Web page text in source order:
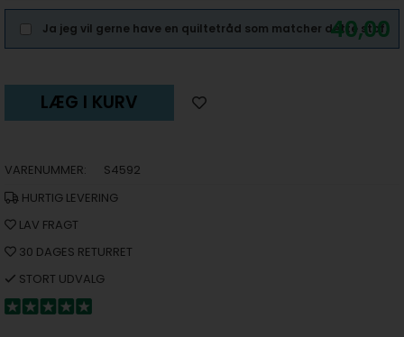
40,00
Ja jeg vil gerne have en quiltetråd som matcher dette stof.
LÆG I KURV
VARENUMMER:
S4592
HURTIG LEVERING
LAV FRAGT
30 DAGES RETURRET
STORT UDVALG